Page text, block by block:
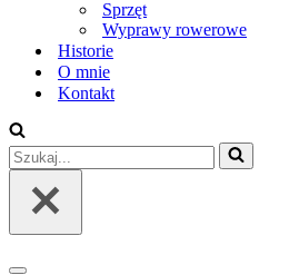
Sprzęt
Wyprawy rowerowe
Historie
O mnie
Kontakt
Szukaj...